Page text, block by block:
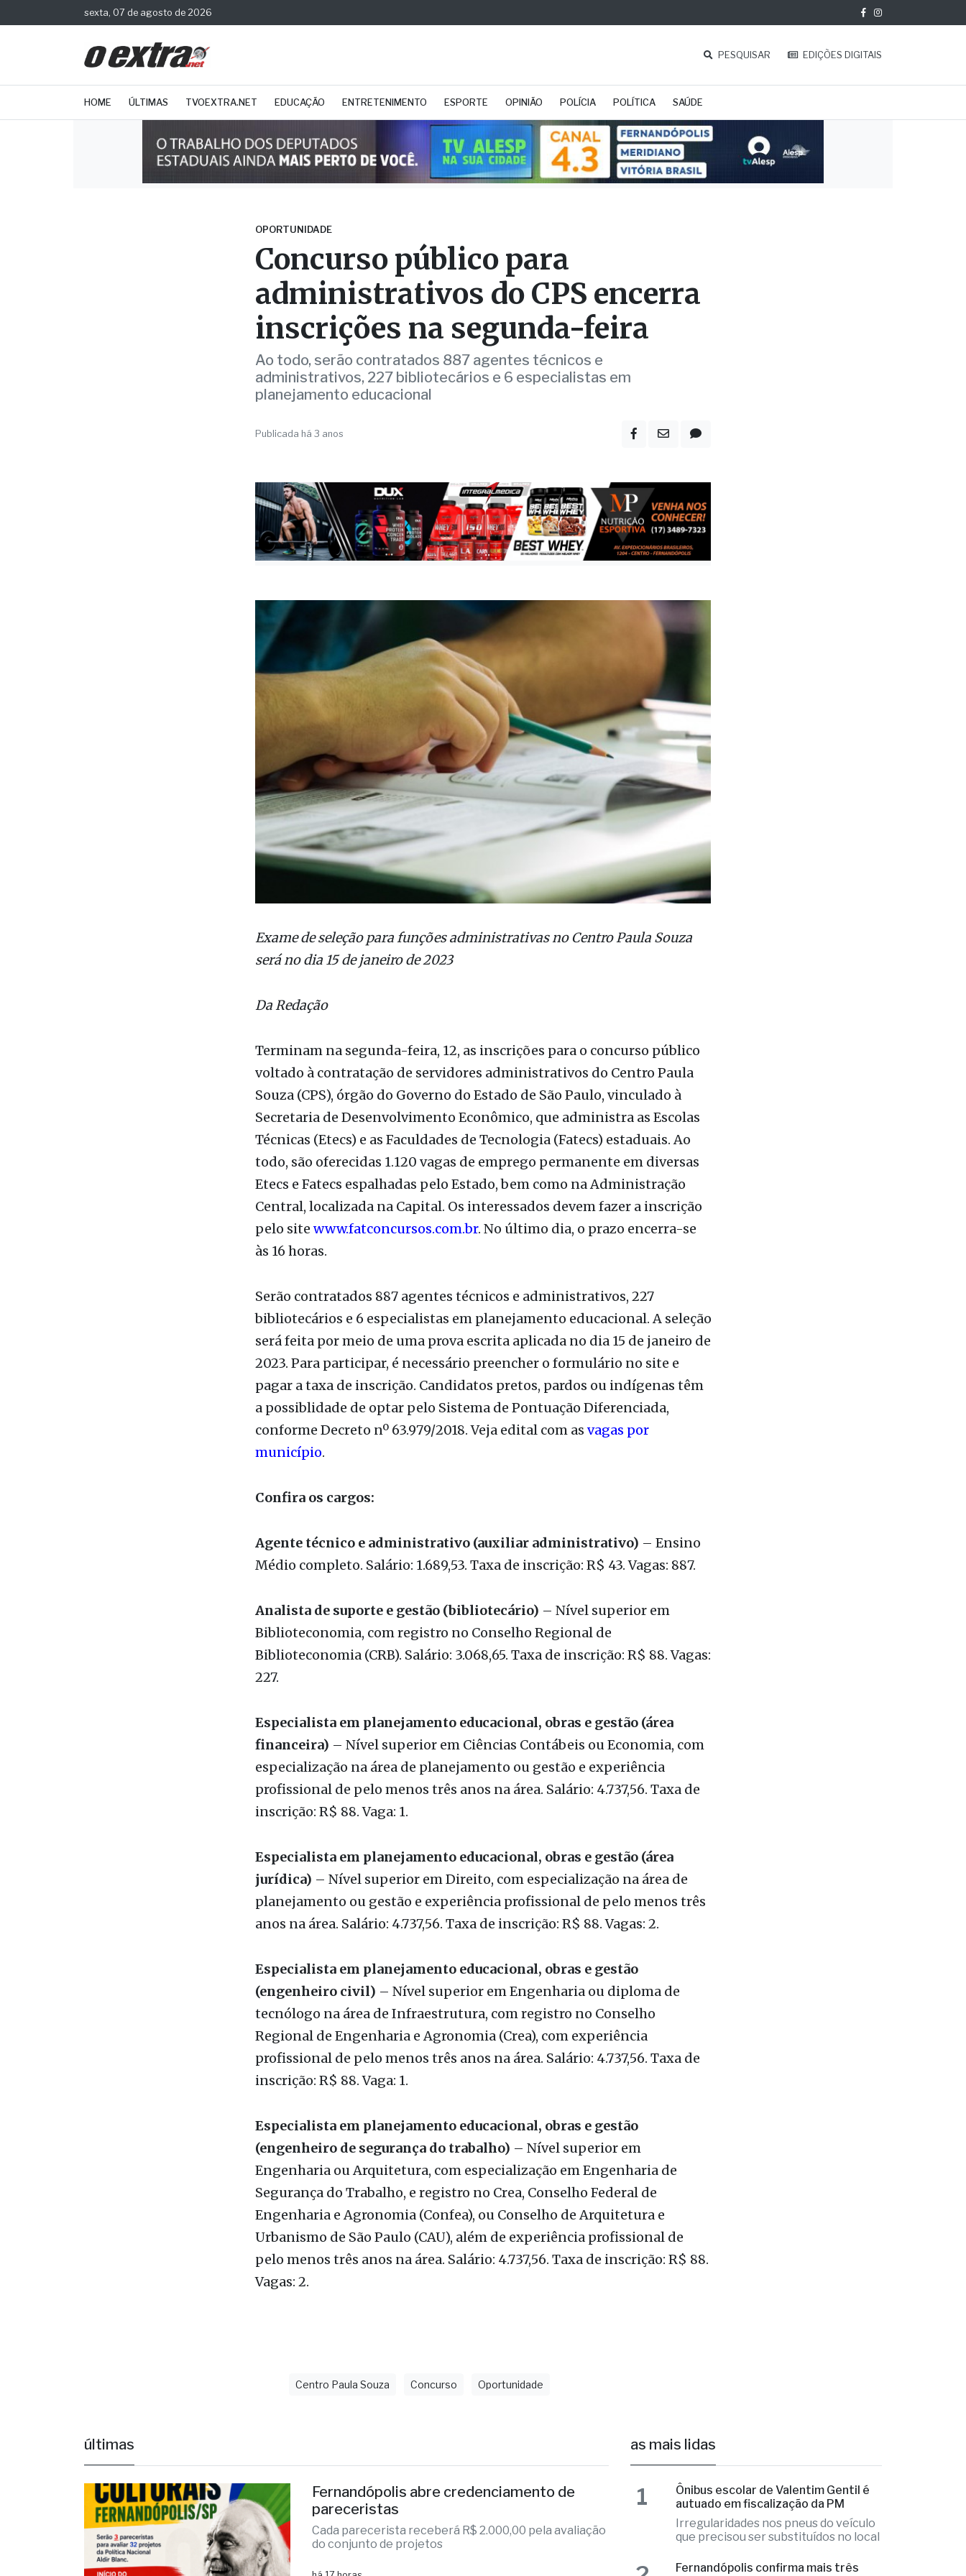
sexta, 07 de agosto de 2026
PESQUISAR EDIÇÕES DIGITAIS
HOME ÚLTIMAS TVOEXTRA.NET EDUCAÇÃO ENTRETENIMENTO ESPORTE OPINIÃO POLÍCIA POLÍTICA SAÚDE
Concurso público para
administrativos do CPS encerra
inscrições na segunda-feira
Ao todo, serão contratados 887 agentes técnicos e
planejamento educacional ‌
será no dia 15 de janeiro de 2023
Da Redação
Terminam na segunda-feira, 12, as inscrições para o concurso público
voltado à contratação de servidores administrativos do Centro Paula
Souza (CPS), órgão do Governo do Estado de São Paulo, vinculado à
Secretaria de Desenvolvimento Econômico, que administra as Escolas
Técnicas (Etecs) e as Faculdades de Tecnologia (Fatecs) estaduais. Ao
todo, são oferecidas 1.120 vagas de emprego permanente em diversas
Etecs e Fatecs espalhadas pelo Estado, bem como na Administração
Central, localizada na Capital. Os interessados devem fazer a inscrição
às 16 horas.
Serão contratados 887 agentes técnicos e administrativos, 227
bibliotecários e 6 especialistas em planejamento educacional. A seleção
será feita por meio de uma prova escrita aplicada no dia 15 de janeiro de
2023. Para participar, é necessário preencher o formulário no site e
pagar a taxa de inscrição. Candidatos pretos, pardos ou indígenas têm
a possiblidade de optar pelo Sistema de Pontuação Diferenciada,
município.
Confira os cargos:
Médio completo. Salário: 1.689,53. Taxa de inscrição: R$ 43. Vagas: 887.
Analista de suporte e gestão (bibliotecário)– Nível superior em
Biblioteconomia, com registro no Conselho Regional de
227.
Especialista em planejamento educacional, obras e gestão (área
financeira)– Nível superior em Ciências Contábeis ou Economia, com
especialização na área de planejamento ou gestão e experiência
inscrição: R$ 88. Vaga: 1.
Especialista em planejamento educacional, obras e gestão (área
jurídica)– Nível superior em Direito, com especialização na área de
anos na área. Salário: 4.737,56. Taxa de inscrição: R$ 88. Vagas: 2.
Especialista em planejamento educacional, obras e gestão
(engenheiro civil)– Nível superior em Engenharia ou diploma de
tecnólogo na área de Infraestrutura, com registro no Conselho
Regional de Engenharia e Agronomia (Crea), com experiência
inscrição: R$ 88. Vaga: 1.
Especialista em planejamento educacional, obras e gestão
(engenheiro de segurança do trabalho)– Nível superior em
Engenharia ou Arquitetura, com especialização em Engenharia de
Segurança do Trabalho, e registro no Crea, Conselho Federal de
Engenharia e Agronomia (Confea), ou Conselho de Arquitetura e
Urbanismo de São Paulo (CAU), além de experiência profissional de
últimas
Fernandópolis abre credenciamento de
pareceristas
as mais lidas
Ônibus escolar de Valentim Gentil é
Irregularidades nos pneus do veículo